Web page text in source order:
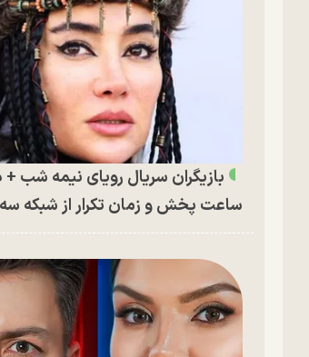
بازیگران سریال رویای نیمه شب +
ساعت پخش و زمان تکرار از شبکه سه